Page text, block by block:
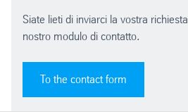
Siate lieti di inviarci la vostra
nostro modulo di contatto.
To the contact form